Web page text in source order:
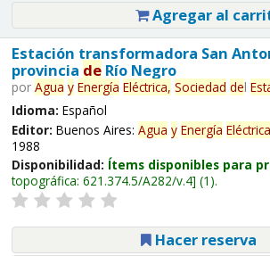
Agregar al
Estación transformadora San
provincia deRío Negro
por Agua y Energía Eléctrica, Sociedad del
Idioma: Español
Editor: Buenos Aires: Agua y Energía
1988
Disponibilidad: Ítems disponibles para
topográfica: 621.374.5/A282/v.4 (1).
Hacer reserva